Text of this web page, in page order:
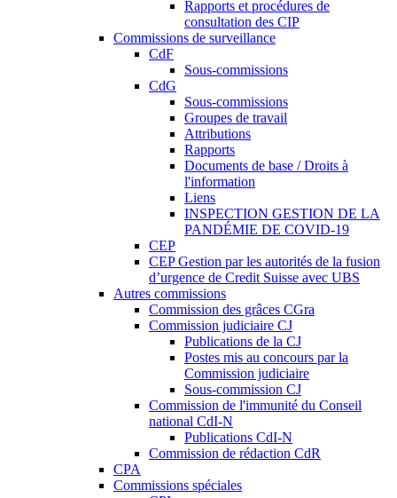
Rapports et procédures de
consultation des CIP
Commissions de surveillance
CdF
Sous-commissions
CdG
Sous-commissions
Groupes de travail
Attributions
Rapports
Documents de base / Droits à
l'information
Liens
INSPECTION GESTION DE LA
PANDÉMIE DE COVID-19
CEP
CEP Gestion par les autorités de la fusion
d’urgence de Credit Suisse avec UBS
Autres commissions
Commission des grâces CGra
Commission judiciaire CJ
Publications de la CJ
Postes mis au concours par la
Commission judiciaire
Sous-commission CJ
Commission de l'immunité du Conseil
national CdI-N
Publications CdI-N
Commission de rédaction CdR
CPA
Commissions spéciales